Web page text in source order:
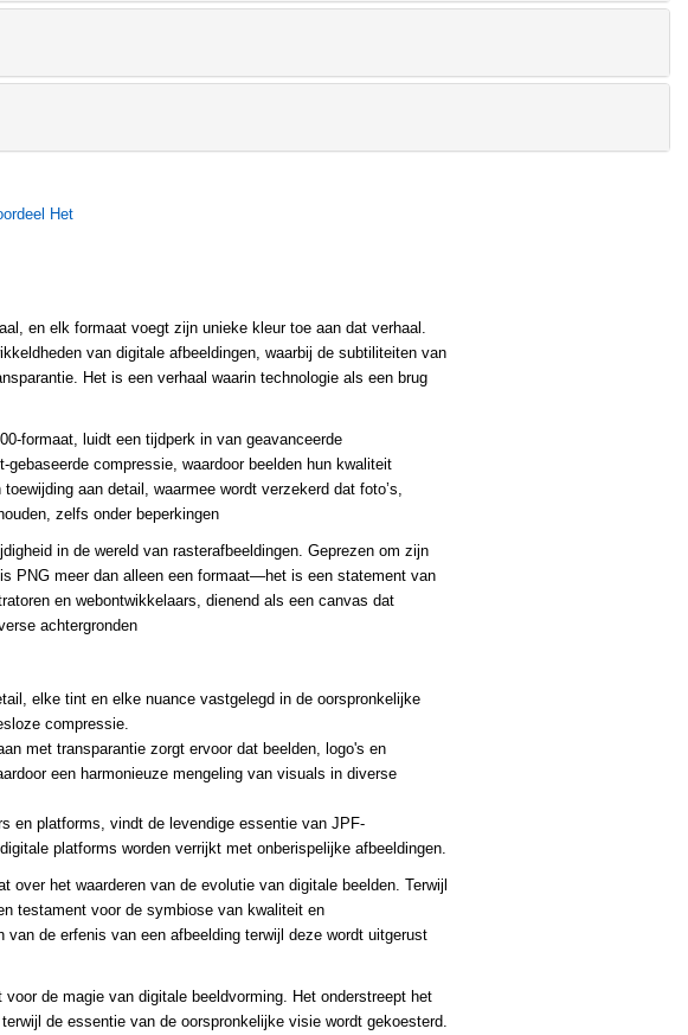
Het
en elk formaat voegt zijn unieke kleur toe aan dat verhaal.
van digitale afbeeldingen, waarbij de subtiliteiten van
Het is een verhaal waarin technologie als een brug
formaat, luidt een tijdperk in van geavanceerde
compressie, waardoor beelden hun kwaliteit
aan detail, waarmee wordt verzekerd dat foto’s,
zelfs onder beperkingen
in de wereld van rasterafbeeldingen. Geprezen om zijn
PNG meer dan alleen een formaat—het is een statement van
en webontwikkelaars, dienend als een canvas dat
achtergronden
elke tint en elke nuance vastgelegd in de oorspronkelijke
compressie.
met transparantie zorgt ervoor dat beelden, logo's en
een harmonieuze mengeling van visuals in diverse
en platforms, vindt de levendige essentie van JPF-
platforms worden verrijkt met onberispelijke afbeeldingen.
het waarderen van de evolutie van digitale beelden. Terwijl
testament voor de symbiose van kwaliteit en
de erfenis van een afbeelding terwijl deze wordt uitgerust
de magie van digitale beeldvorming. Het onderstreept het
de essentie van de oorspronkelijke visie wordt gekoesterd.